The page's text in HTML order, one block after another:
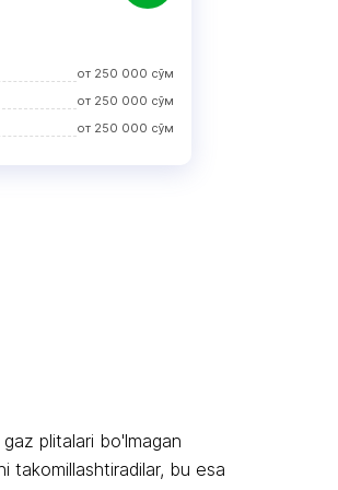
от 250 000 сўм
от 250 000 сўм
от 250 000 сўм
plitalari bo'lmagan
takomillashtiradilar, bu esa